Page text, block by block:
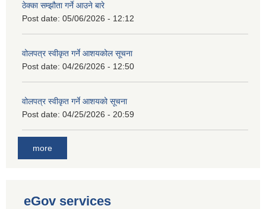
ठेक्का सम्झौता गर्ने आउने बारे
Post date: 05/06/2026 - 12:12
वोलपत्र स्वीकृत गर्ने आशयकोल सूचना
Post date: 04/26/2026 - 12:50
वोलपत्र स्वीकृत गर्ने आशयको सूचना
Post date: 04/25/2026 - 20:59
more
eGov services